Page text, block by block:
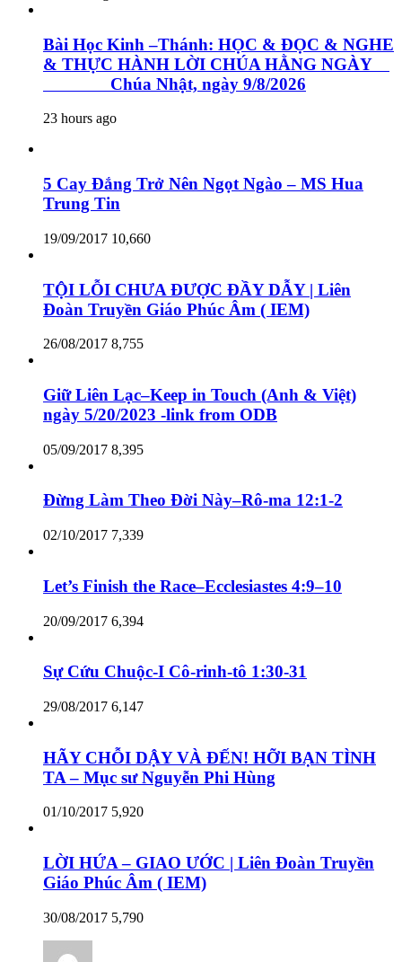
Bài Học Kinh –Thánh: HỌC & ĐỌC & NGHE
& THỰC HÀNH LỜI CHÚA HẰNG NGÀY
Chúa Nhật, ngày 9/8/2026
23 hours ago
5 Cay Đắng Trở Nên Ngọt Ngào – MS Hua
Trung Tin
19/09/2017 10,660
TỘI LỖI CHƯA ĐƯỢC ĐẦY DẪY | Liên
Đoàn Truyền Giáo Phúc Âm ( IEM)
26/08/2017 8,755
Giữ Liên Lạc–Keep in Touch (Anh & Việt)
ngày 5/20/2023 -link from ODB
05/09/2017 8,395
Đừng Làm Theo Đời Này–Rô-ma 12:1-2
02/10/2017 7,339
Let’s Finish the Race–Ecclesiastes 4:9–10
20/09/2017 6,394
Sự Cứu Chuộc-I Cô-rinh-tô 1:30-31
29/08/2017 6,147
HÃY CHỖI DẬY VÀ ĐẾN! HỠI BẠN TÌNH
TA – Mục sư Nguyễn Phi Hùng
01/10/2017 5,920
LỜI HỨA – GIAO ƯỚC | Liên Đoàn Truyền
Giáo Phúc Âm ( IEM)
30/08/2017 5,790